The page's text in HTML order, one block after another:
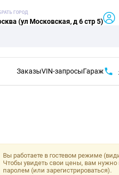
ГОРОД
(ул Московская, д 6 стр 5)
ЗаказыVIN-запросыГараж
Вы работаете в гостевом режиме
Чтобы увидеть свои цены, вам нужно
паролем (или зарегистрироваться).